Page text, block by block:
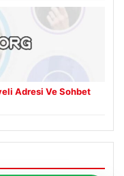
Adresi Ve Sohbet